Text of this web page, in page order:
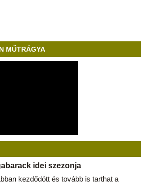
MŰTRÁGYA
idei szezonja
kezdődött és tovább is tarthat a